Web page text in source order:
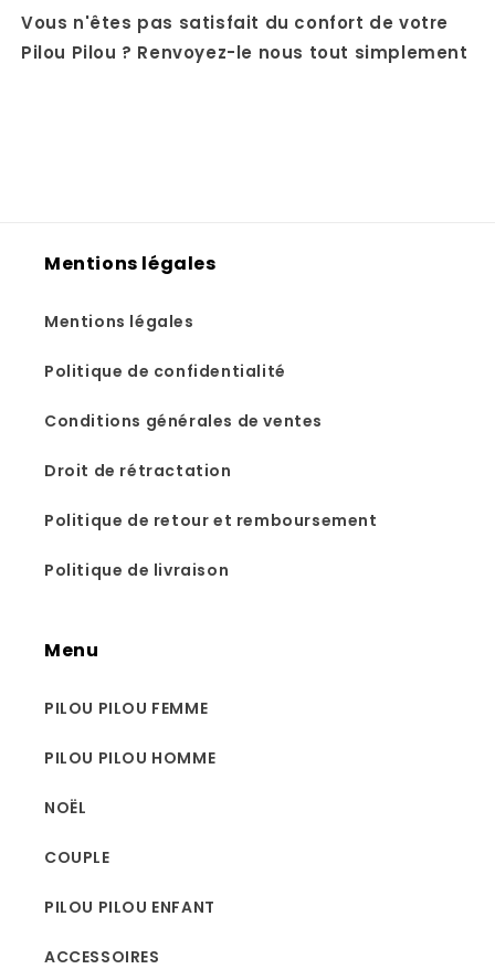
Vous n'êtes pas satisfait du confort de votre
Pilou Pilou ? Renvoyez-le nous tout simplement
Mentions légales
Mentions légales
Politique de confidentialité
Conditions générales de ventes
Droit de rétractation
Politique de retour et remboursement
Politique de livraison
Menu
PILOU PILOU FEMME
PILOU PILOU HOMME
NOËL
COUPLE
PILOU PILOU ENFANT
ACCESSOIRES